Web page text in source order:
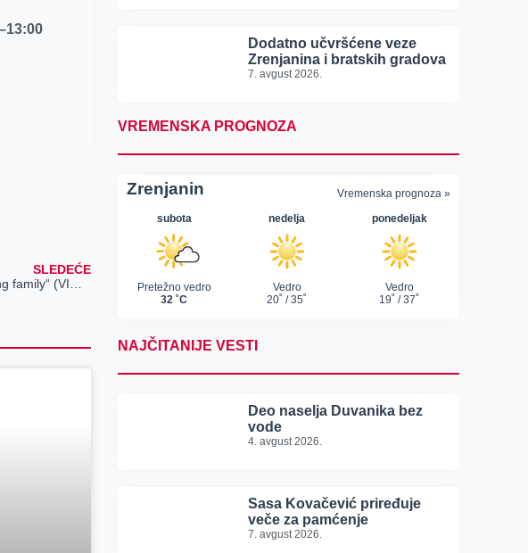
13:00
SLEDEĆE
Dodatno učvršćene veze
Zrenjanina i bratskih gradova
7. avgust 2026.
VREMENSKA PROGNOZA
NAJČITANIJE VESTI
Deo naselja Duvanika bez
vode
4. avgust 2026.
Sasa Kovačević priređuje
veče za pamćenje
7. avgust 2026.